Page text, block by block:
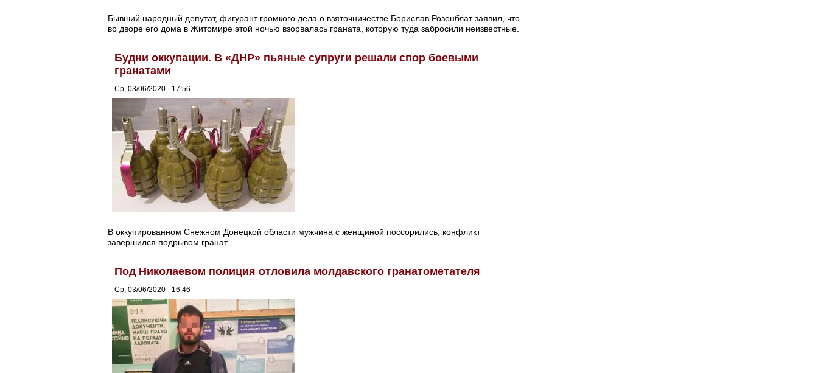
Бывший народный депутат, фигурант громкого дела о взяточничестве Борислав Розенблат заявил, что
во дворе его дома в Житомире этой ночью взорвалась граната, которую туда забросили неизвестные.
Будни оккупации. В «ДНР» пьяные супруги решали спор боевыми
гранатами
Ср, 03/06/2020 - 17:56
В оккупированном Снежном Донецкой области мужчина с женщиной поссорились, конфликт
завершился подрывом гранат.
Под Николаевом полиция отловила молдавского гранатометателя
Ср, 03/06/2020 - 16:46